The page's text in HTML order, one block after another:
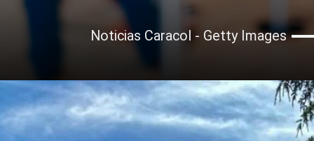
Noticias Caracol - Getty Images